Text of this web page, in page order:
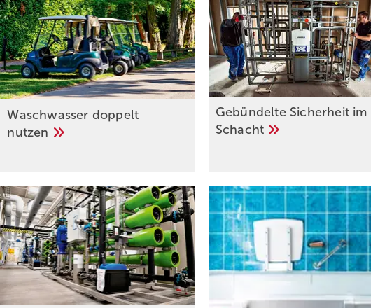
Waschwasser doppelt
nutzen
Gebündelte Sicherheit im
Schacht